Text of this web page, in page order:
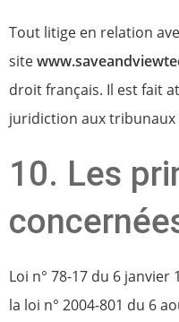
Tout litige en relation
site
droit français. Il est fait
juridiction aux
10. Les
Loi n° 78-17 du 6
la loi n° 2004-801 du 6